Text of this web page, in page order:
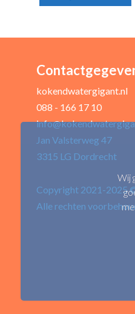
Uw naam *
Uw recensie *
kokendwatergigant.nl
088 - 166 17 10
Jan Valsterweg 47
3315 LG Dordrecht
Copyright 2021-2025
Alle rechten
Wij